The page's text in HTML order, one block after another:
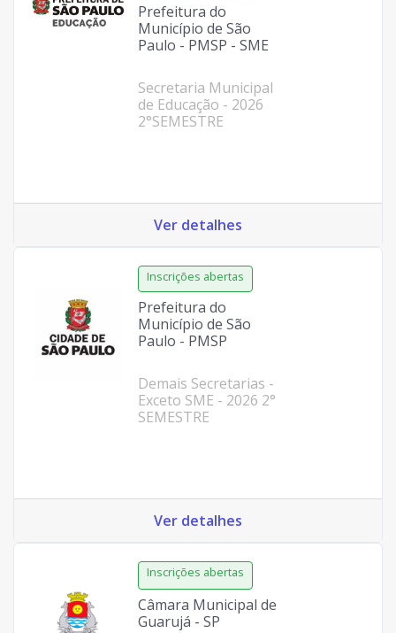
Prefeitura do
Município de São
Paulo - PMSP - SME
Secretaria Municipal
de Educação - 2026
2°SEMESTRE
Ver detalhes
Prefeitura do
Município de São
Paulo - PMSP
Demais Secretarias -
Exceto SME - 2026 2°
SEMESTRE
Ver detalhes
Câmara Municipal de
Guarujá - SP